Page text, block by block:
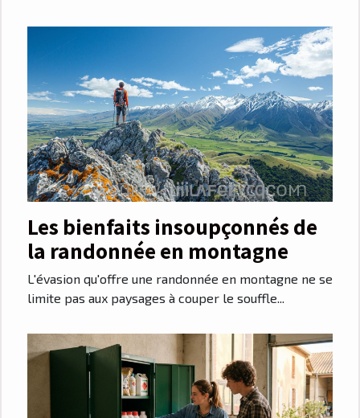
Les bienfaits insoupçonnés de
la randonnée en montagne
L'évasion qu'offre une randonnée en montagne ne se
limite pas aux paysages à couper le souffle...